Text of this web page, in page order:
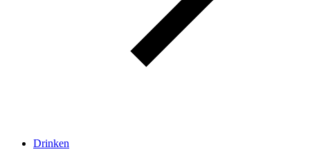
Drinken